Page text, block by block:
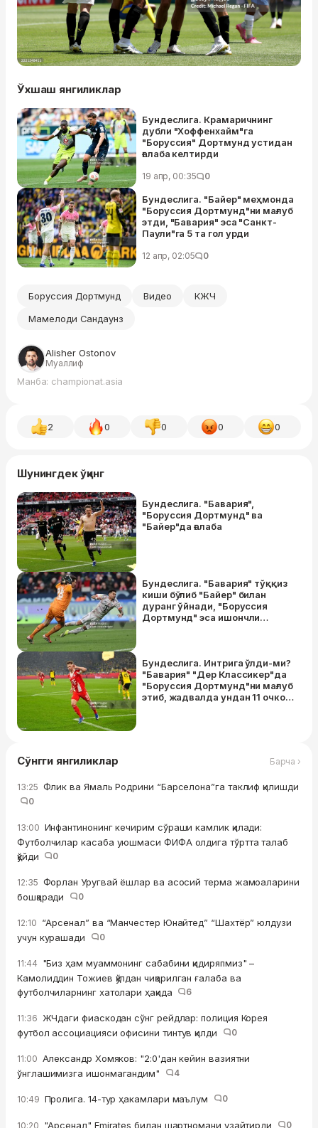
Ўхшаш янгиликлар
Бундеслига. Крамаричнинг
дубли "Хоффенхайм"га
"Боруссия" Дортмунд устидан
ғалаба келтирди
19 апр, 00:35 0
Бундеслига. "Байер" меҳмонда
"Боруссия Дортмунд"ни мағлуб
этди, "Бавария" эса "Санкт-
Паули"га 5 та гол урди
12 апр, 02:05 0
Боруссия Дортмунд Видео
КЖЧ
Мамелоди Сандаунз
Alisher Ostonov
Муаллиф
Манба: championat.asia
2 0 0 0 0
Шунингдек ўқинг
Бундеслига. "Бавария",
"Боруссия Дортмунд" ва
"Байер"да ғалаба
Бундеслига. "Бавария" тўққиз
киши бўлиб "Байер" билан
дуранг ўйнади, "Боруссия
Дортмунд" эса ишончли
Бундеслига. Интрига ўлди-ми?
"Бавария" "Дер Классикер"да
"Боруссия Дортмунд"ни мағлуб
этиб, жадвалда ундан 11 очко
Сўнгги янгиликлар Барча ›
13:25 Флик ва Ямаль Родрини “Барселона”га таклиф қилишди
0
13:00 Инфантинонинг кечирим сўраши камлик қилади:
Футболчилар касаба уюшмаси ФИФА олдига тўртта талаб
қўйди
0
12:35 Форлан Уругвай ёшлар ва асосий терма жамоаларини
бошқаради
0
12:10 “Арсенал” ва “Манчестер Юнайтед” “Шахтёр” юлдузи
учун курашади
0
11:44 "Биз ҳам муаммонинг сабабини қидиряпмиз" –
Камолиддин Тожиев қўлдан чиқарилган ғалаба ва
футболчиларнинг хатолари ҳақида
6
11:36 ЖЧдаги фиаскодан сўнг рейдлар: полиция Корея
футбол ассоциацияси офисини тинтув қилди
0
11:00 Александр Хомяков: "2:0'дан кейин вазиятни
ўнглашимизга ишонмагандим"
4
10:49 Пролига. 14-тур ҳакамлари маълум 0
10:20 "Арсенал" Emirates билан шартномани узайтирди 0